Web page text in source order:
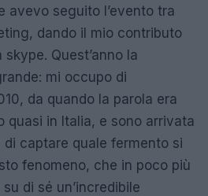
avevo seguito l’evento tra
dando il mio contributo
Quest’anno la
mi occupo di
da quando la parola era
quasi in Italia, e sono arrivata
captare quale fermento si
fenomeno, che in poco più
di sé un’incredibile